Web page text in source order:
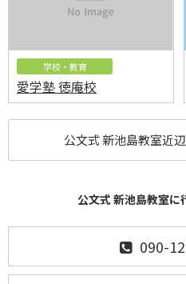
学校・教育
愛学塾 徳庵校
公文式 新池島教室近
公文式 新池島教室に
090-